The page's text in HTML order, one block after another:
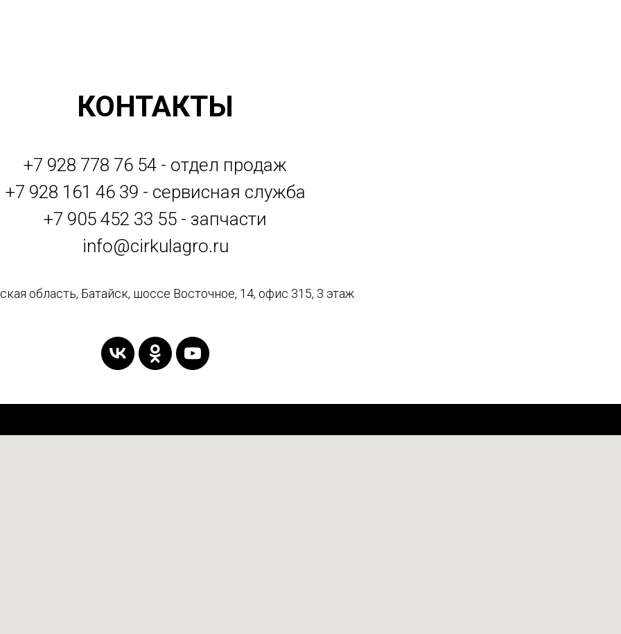
КОНТАКТЫ
+7 928 778 76 54 - отдел продаж
+7 928 161 46 39 - сервисная служба
+7 905 452 33 55 - запчасти
info@cirkulagro.ru
область, Батайск, шоссе Восточное, 14, офис 315, 3 этаж